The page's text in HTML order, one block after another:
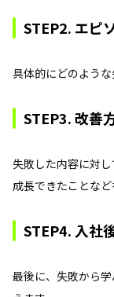
STEP2. エピ
具体的にどのような
STEP3. 改善
失敗した内容に対
成長できたことなど
STEP4. 入社
最後に、失敗から